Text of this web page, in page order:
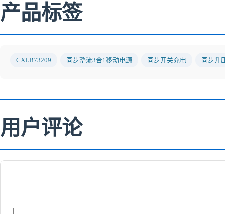
产品标签
CXLB73209 同步整流3合1移动电源 同步开关充电 同步升
用户评论